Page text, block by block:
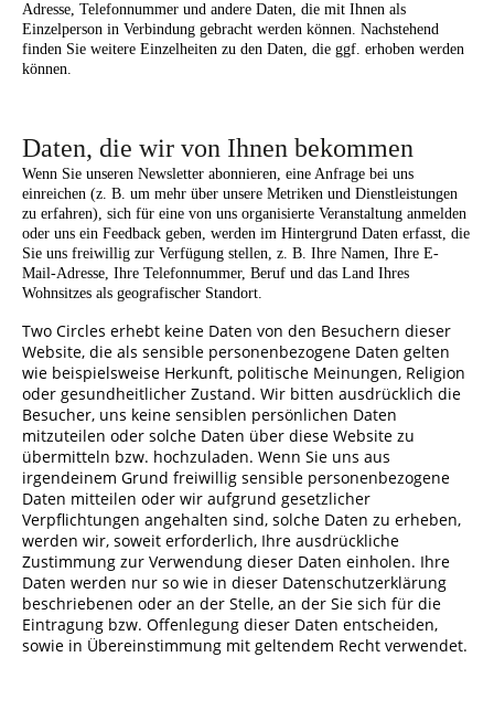
Adresse, Telefonnummer und andere Daten, die mit Ihnen als
Einzelperson in Verbindung gebracht werden können. Nachstehend
finden Sie weitere Einzelheiten zu den Daten, die ggf. erhoben werden
können.
Daten, die wir von Ihnen bekommen
Wenn Sie unseren Newsletter abonnieren, eine Anfrage bei uns
einreichen (z. B. um mehr über unsere Metriken und Dienstleistungen
zu erfahren), sich für eine von uns organisierte Veranstaltung anmelden
oder uns ein Feedback geben, werden im Hintergrund Daten erfasst, die
Sie uns freiwillig zur Verfügung stellen, z. B. Ihre Namen, Ihre E-
Mail-Adresse, Ihre Telefonnummer, Beruf und das Land Ihres
Wohnsitzes als geografischer Standort.
Two Circles erhebt keine Daten von den Besuchern dieser
Website, die als sensible personenbezogene Daten gelten
wie beispielsweise Herkunft, politische Meinungen, Religion
oder gesundheitlicher Zustand. Wir bitten ausdrücklich die
Besucher, uns keine sensiblen persönlichen Daten
mitzuteilen oder solche Daten über diese Website zu
übermitteln bzw. hochzuladen. Wenn Sie uns aus
irgendeinem Grund freiwillig sensible personenbezogene
Daten mitteilen oder wir aufgrund gesetzlicher
Verpflichtungen angehalten sind, solche Daten zu erheben,
werden wir, soweit erforderlich, Ihre ausdrückliche
Zustimmung zur Verwendung dieser Daten einholen. Ihre
Daten werden nur so wie in dieser Datenschutzerklärung
beschriebenen oder an der Stelle, an der Sie sich für die
Eintragung bzw. Offenlegung dieser Daten entscheiden,
sowie in Übereinstimmung mit geltendem Recht verwendet.